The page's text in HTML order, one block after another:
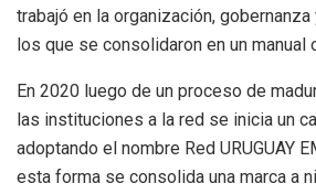
trabajó en la organización,
los que se consolidaron en un manual
En 2020 luego de un proceso de
las instituciones a la red se inicia un
adoptando el nombre Red URUGUAY
esta forma se consolida una marca a